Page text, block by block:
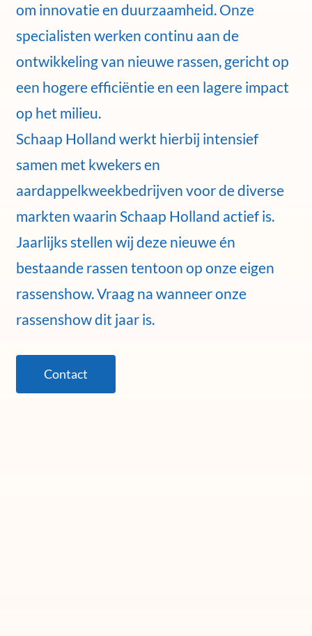
om innovatie en duurzaamheid. Onze
specialisten werken continu aan de
ontwikkeling van nieuwe rassen, gericht op
een hogere efficiëntie en een lagere impact
op het milieu.
Schaap Holland werkt hierbij intensief
samen met kwekers en
aardappelkweekbedrijven voor de diverse
markten waarin Schaap Holland actief is.
Jaarlijks stellen wij deze nieuwe én
bestaande rassen tentoon op onze eigen
rassenshow. Vraag na wanneer onze
rassenshow dit jaar is.
Contact